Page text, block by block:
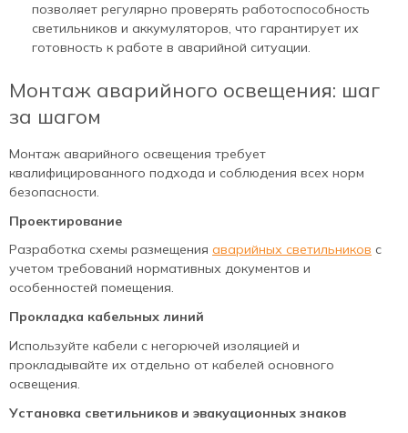
позволяет регулярно проверять работоспособность
светильников и аккумуляторов, что гарантирует их
готовность к работе в аварийной ситуации.
Монтаж аварийного освещения: шаг
за шагом
Монтаж аварийного освещения требует
квалифицированного подхода и соблюдения всех норм
безопасности.
Проектирование
Разработка схемы размещения аварийных светильников с
учетом требований нормативных документов и
особенностей помещения.
Прокладка кабельных линий
Используйте кабели с негорючей изоляцией и
прокладывайте их отдельно от кабелей основного
освещения.
Установка светильников и эвакуационных знаков